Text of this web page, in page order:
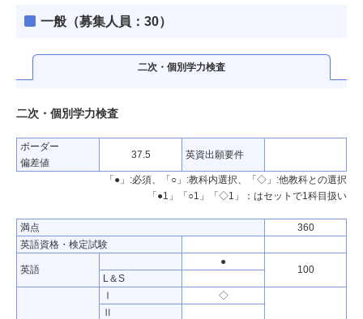
一般（募集人員：30）
二次・個別学力検査
二次・個別学力検査
ボーダー
偏差値
37.5 英資出願要件
「●」:必須、「○」:教科内選択、「◇」:他教科との選択
「●1」「○1」「◇1」：はセットで1科目扱い
満点
360
英語資格・検定試験
英語
●
100
L＆S
Ⅰ ◇
Ⅱ